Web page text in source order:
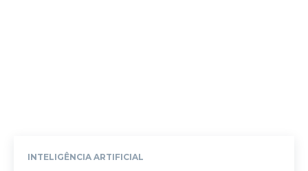
INTELIGÊNCIA ARTIFICIAL